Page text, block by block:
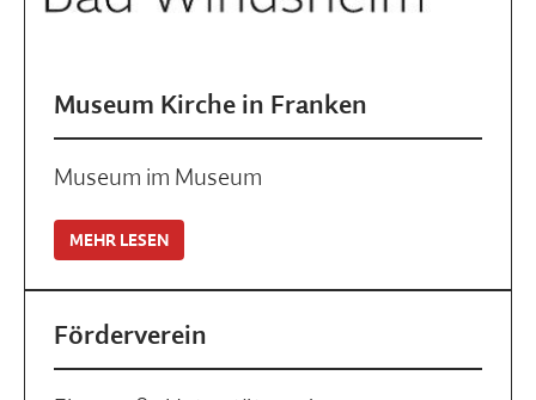
Museum Kirche in Franken
Museum im Museum
MEHR LESEN
Förderverein